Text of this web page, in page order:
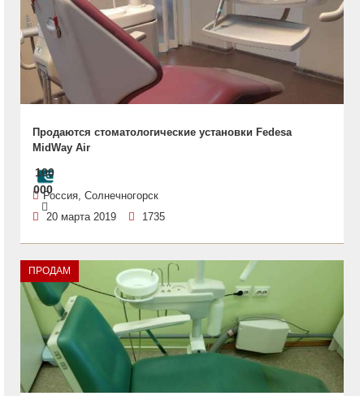
Продаются стоматологические установки Fedesa
MidWay Air
100
000Россия, Солнечногорск
20 марта 2019
1735
ПРОДАМ